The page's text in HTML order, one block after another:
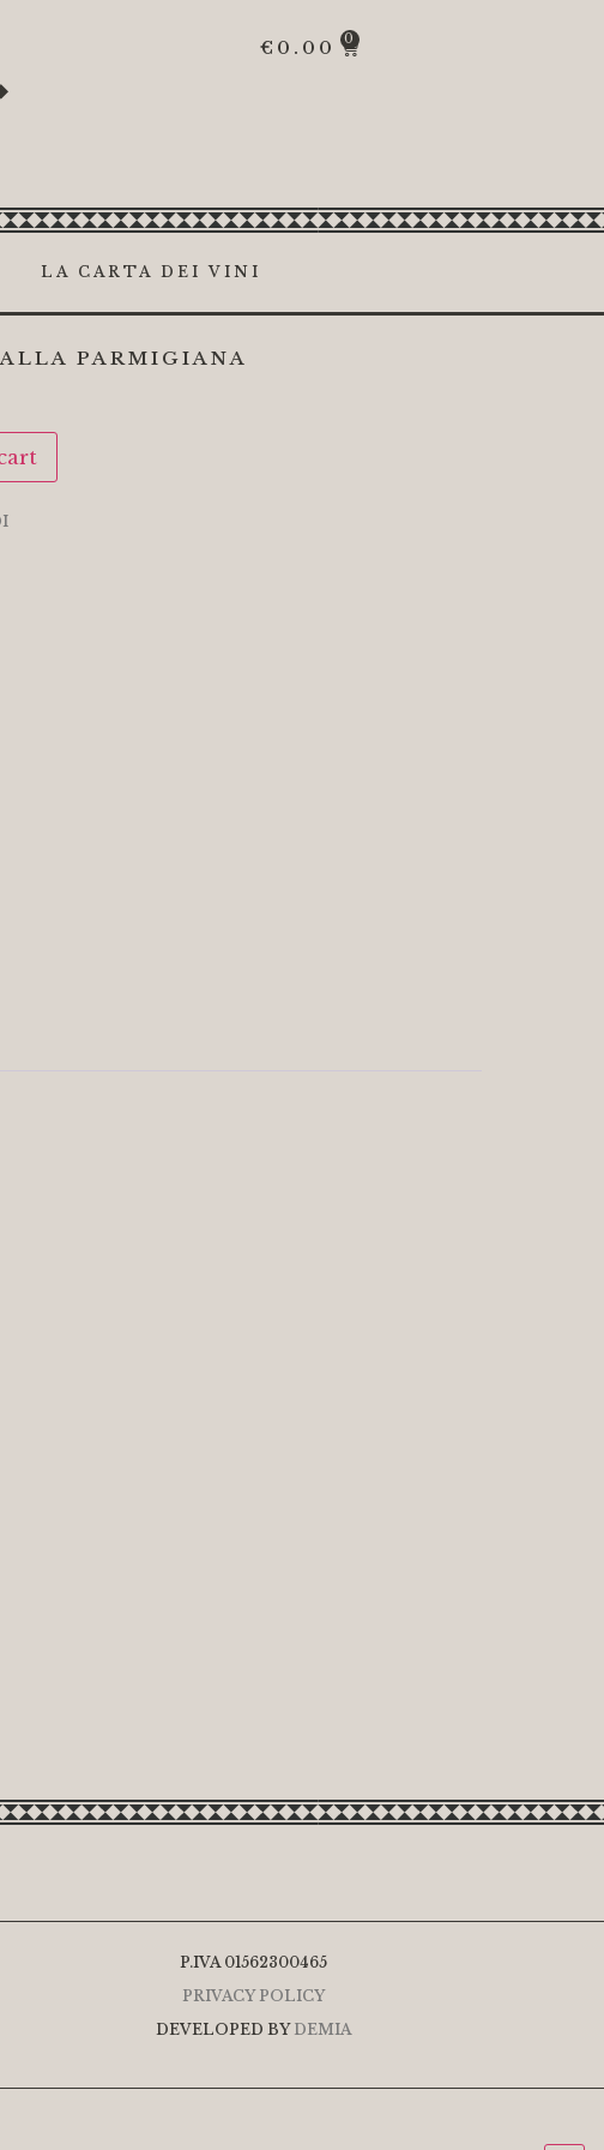
€ 0.00 0
LA CARTA DEI VINI
PARMIGIANA
P.IVA 01562300465
PRIVACY POLICY
DEVELOPED BY DEMIA